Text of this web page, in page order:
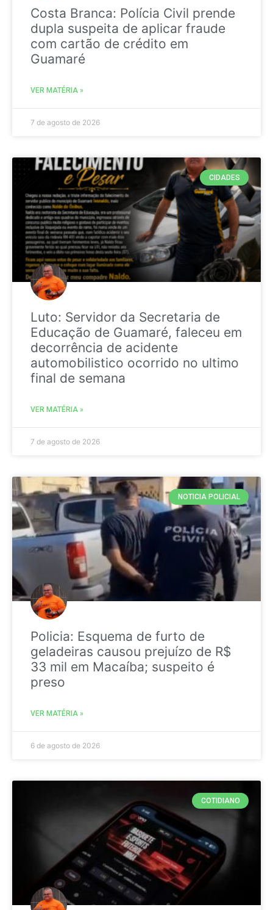
Costa Branca: Polícia Civil prende
dupla suspeita de aplicar fraude
com cartão de crédito em
Guamaré
VER MATÉRIA »
7 de agosto de 2026
CIDADES
Luto: Servidor da Secretaria de
Educação de Guamaré, faleceu em
decorrência de acidente
automobilistico ocorrido no ultimo
final de semana
VER MATÉRIA »
7 de agosto de 2026
NOTICIA POLICIAL
Policia: Esquema de furto de
geladeiras causou prejuízo de R$
33 mil em Macaíba; suspeito é
preso
VER MATÉRIA »
6 de agosto de 2026
COTIDIANO